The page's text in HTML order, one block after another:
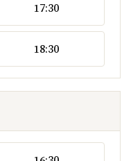
17:30
18:30